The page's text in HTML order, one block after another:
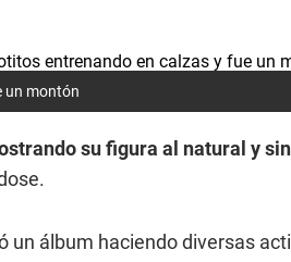
un montón
su figura al natural y
un álbum haciendo diversas